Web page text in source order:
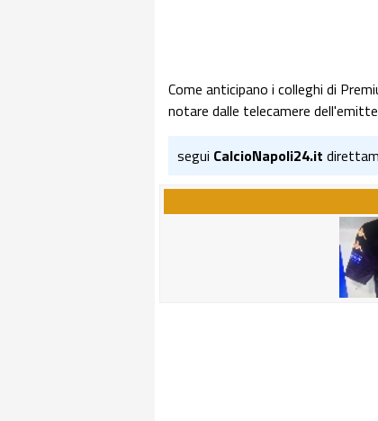
Come anticipano i colleghi di
notare dalle telecamere
segui CalcioNapoli24.it